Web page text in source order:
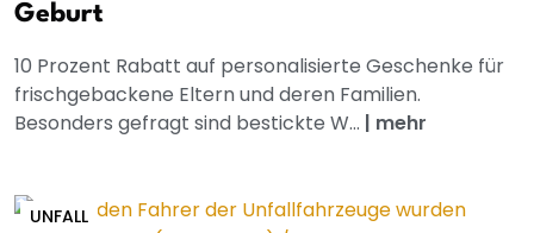
Geburt
10 Prozent Rabatt auf personalisierte Geschenke für
frischgebackene Eltern und deren Familien.
Besonders gefragt sind bestickte W... | mehr
UNFALL